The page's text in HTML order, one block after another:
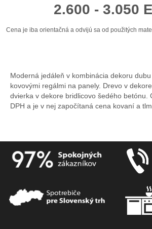
2.600 - 3.050
Cena je iba orientačná a odvijú sa od použitých
Moderná jedáleň v kombinácia dekoru
kovovými regálmi na panely. Drevo v
dvierka v dekore bridlicovo šedého betónu.
DPH a je v nej započítaná cena kovaní a